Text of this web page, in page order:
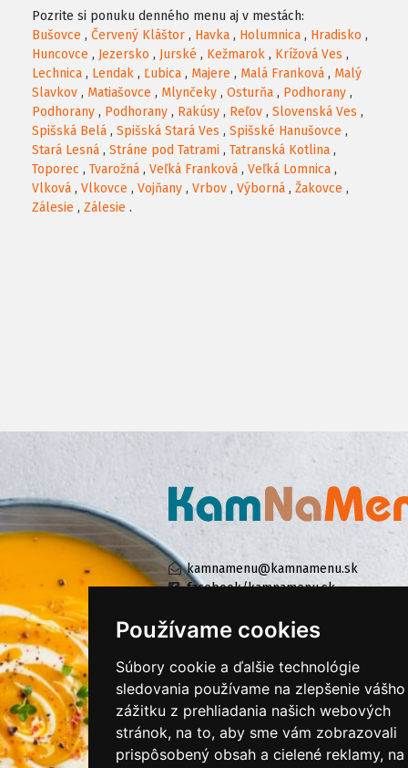
Používame cookies
Súbory cookie a ďalšie technológie
sledovania používame na zlepšenie vášho
zážitku z prehliadania našich webových
stránok, na to, aby sme vám zobrazovali
prispôsobený obsah a cielené reklamy, na
Pozrite si ponuku denného menu aj v mestách:
Bušovce , Červený Kláštor , Havka , Holumnica , Hradisko ,
Huncovce , Jezersko , Jurské , Kežmarok , Krížová Ves ,
Lechnica , Lendak , Ľubica , Majere , Malá Franková , Malý
Slavkov , Matiašovce , Mlynčeky , Osturňa , Podhorany ,
Podhorany , Podhorany , Rakúsy , Reľov , Slovenská Ves ,
Spišská Belá , Spišská Stará Ves , Spišské Hanušovce ,
Stará Lesná , Stráne pod Tatrami , Tatranská Kotlina ,
Toporec , Tvarožná , Veľká Franková , Veľká Lomnica ,
Vlková , Vlkovce , Vojňany , Vrbov , Výborná , Žakovce ,
Zálesie , Zálesie .
kamnamenu@kamnamenu.sk
facebook/kamnamenu.sk
KONTAKTUJTE NÁS
PRIHLÁSIŤ SA DO ZÁKAZNÍCKEJ ZÓNY